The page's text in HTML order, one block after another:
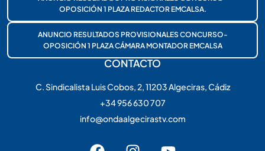
OPOSICIÓN 1 PLAZA REDACTOR EMCALSA.
ANUNCIO RESULTADOS PROVISIONALES CONCURSO-
OPOSICIÓN 1 PLAZA CÁMARA MONTADOR EMCALSA
CONTACTO
C. Sindicalista Luis Cobos, 2, 11203 Algeciras, Cádiz
+34 956 630 707
info@ondaalgecirastv.com